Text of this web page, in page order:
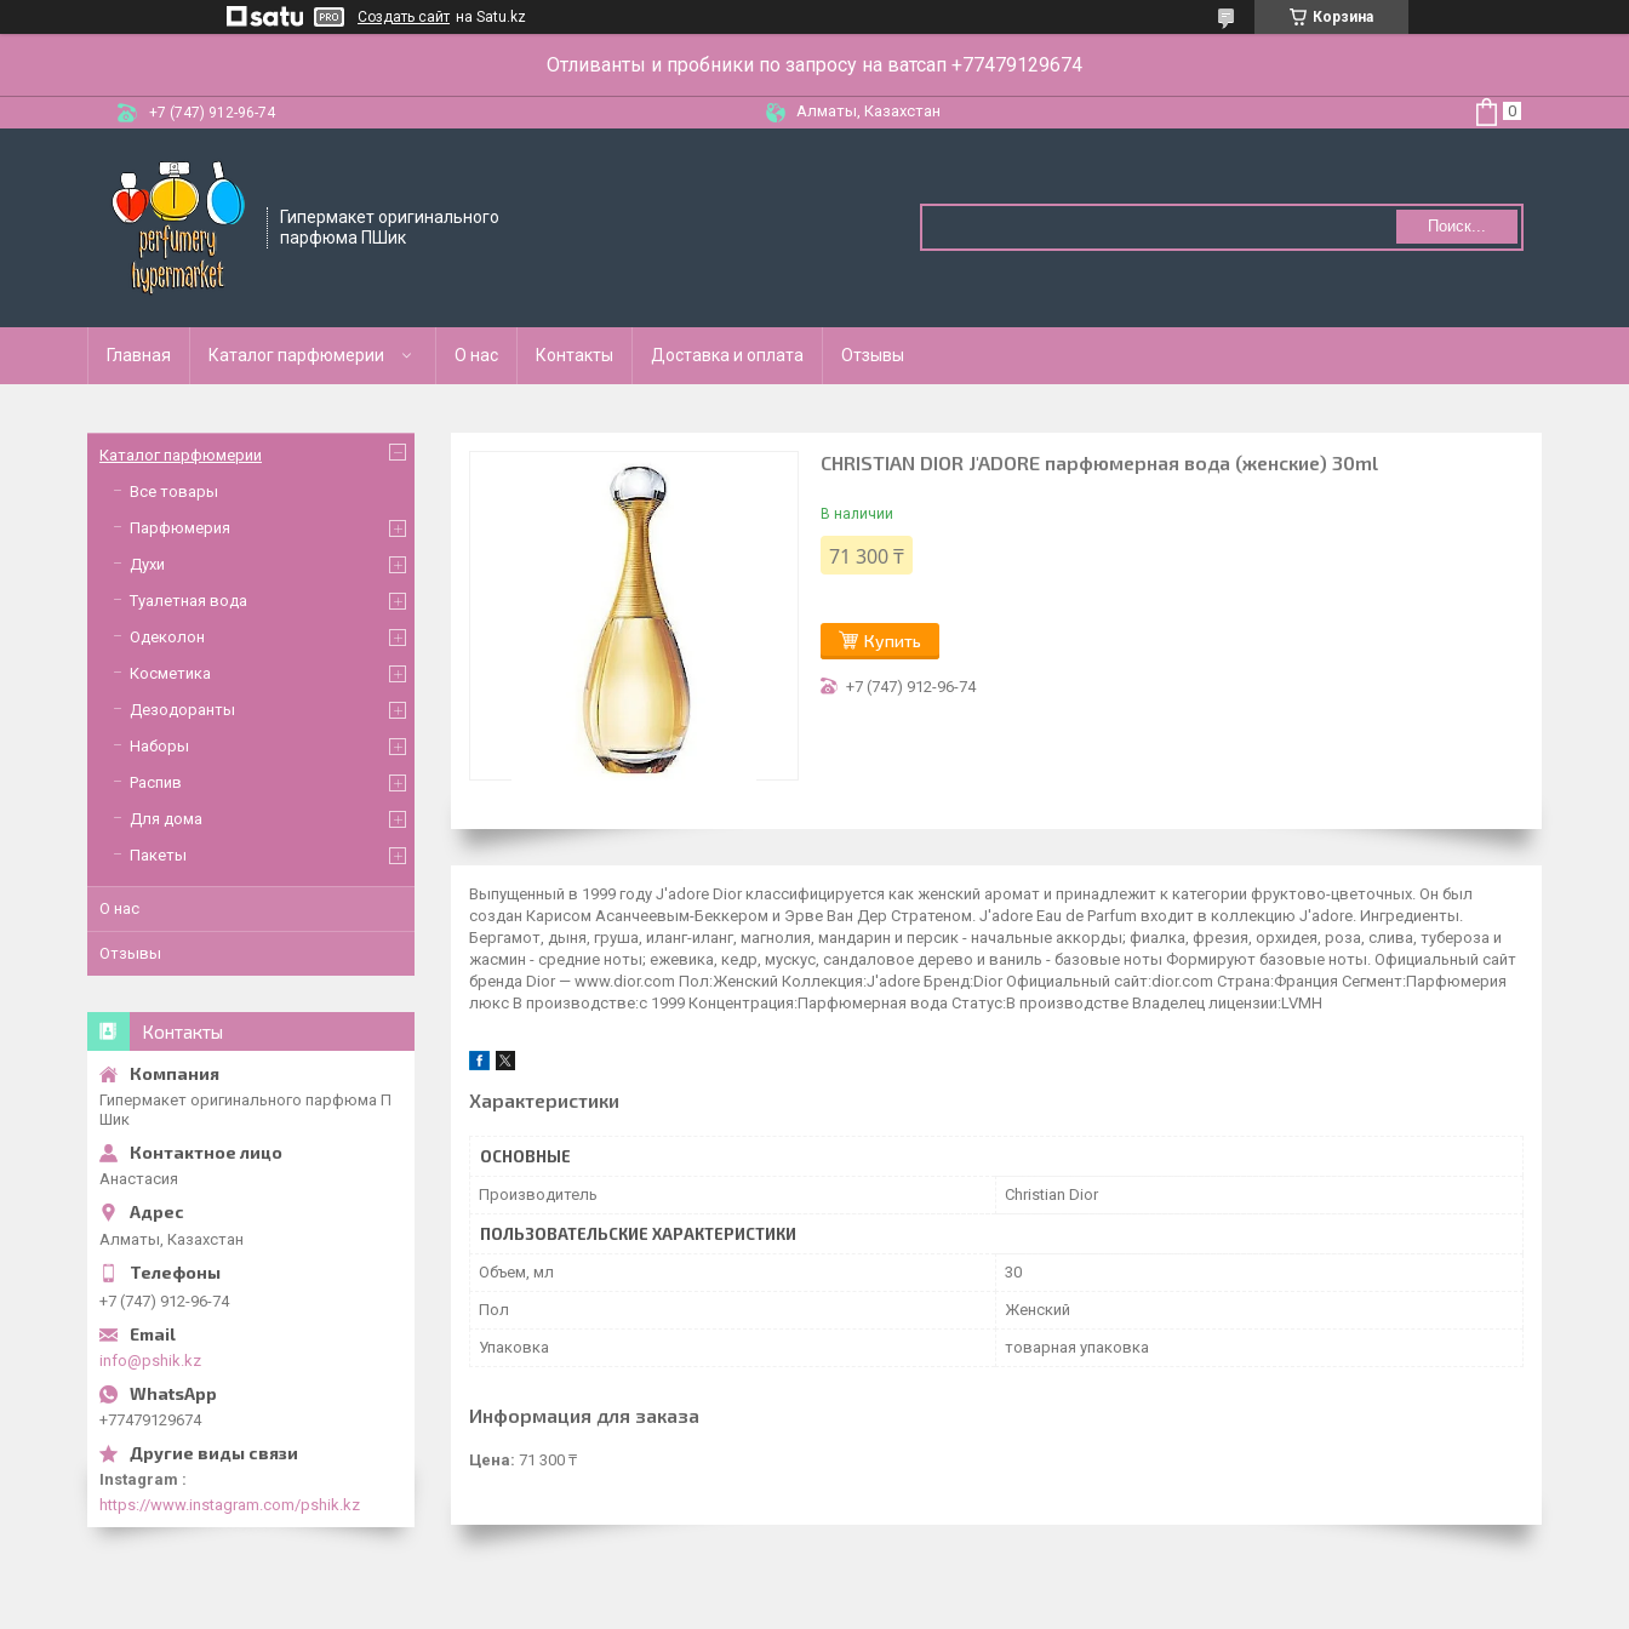
Создать сайт на Satu.kz Корзина
Отливанты и пробники по запросу на ватсап +77479129674
+7 (747) 912-96-74 Алматы, Казахстан
Гипермакет оригинального
парфюма ПШик
Поиск...
Главная Каталог парфюмерии О нас Контакты Доставка и оплата Отзывы
CHRISTIAN DIOR J'ADORE парфюмерная вода (женские) 30ml
В наличии
71 300 ₸
Купить
+7 (747) 912-96-74
Выпущенный в 1999 году J'adore Dior классифицируется как женский аромат и принадлежит к категории фруктово-цветочных. Он был
создан Карисом Асанчеевым-Беккером и Эрве Ван Дер Стратеном. J'adore Eau de Parfum входит в коллекцию J'adore. Ингредиенты.
Бергамот, дыня, груша, иланг-иланг, магнолия, мандарин и персик - начальные аккорды; фиалка, фрезия, орхидея, роза, слива, тубероза и
жасмин - средние ноты; ежевика, кедр, мускус, сандаловое дерево и ваниль - базовые ноты Формируют базовые ноты. Официальный сайт
бренда Dior — www.dior.com Пол:Женский Коллекция:J'adore Бренд:Dior Официальный сайт:dior.com Страна:Франция Сегмент:Парфюмерия
люкс В производстве:с 1999 Концентрация:Парфюмерная вода Статус:В производстве Владелец лицензии:LVMH
Характеристики
ОСНОВНЫЕ
Производитель Christian Dior
ПОЛЬЗОВАТЕЛЬСКИЕ ХАРАКТЕРИСТИКИ
Объем, мл 30
Пол Женский
Упаковка товарная упаковка
Информация для заказа
Цена: 71 300 ₸
Каталог парфюмерии
Все товары
Парфюмерия
Духи
Туалетная вода
Одеколон
Косметика
Дезодоранты
Наборы
Распив
Для дома
Пакеты
О нас
Отзывы
Контакты
Гипермакет оригинального парфюма П
Шик
Анастасия
Алматы, Казахстан
+7 (747) 912-96-74
info@pshik.kz
+77479129674
Instagram
https://www.instagram.com/pshik.kz